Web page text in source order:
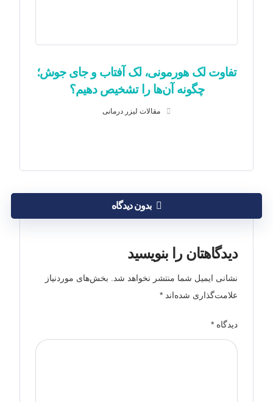
تفاوت لک هورمونی، لک آفتاب و جای جوش؛
چگونه آن‌ها را تشخیص دهیم؟
مقالات لیزر درمانی
بدون دیدگاه
دیدگاهتان را بنویسید
نشانی ایمیل شما منتشر نخواهد شد. بخش‌های موردنیاز
علامت‌گذاری شده‌اند*
دیدگاه*